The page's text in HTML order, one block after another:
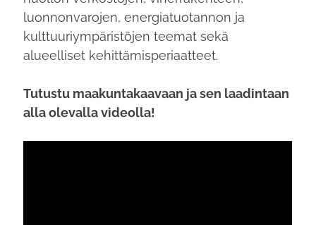
luonnonvarojen, energiatuotannon ja
kulttuuriympäristöjen teemat sekä
alueelliset kehittämisperiaatteet.
Tutustu maakuntakaavaan ja sen laadintaan
alla olevalla videolla!